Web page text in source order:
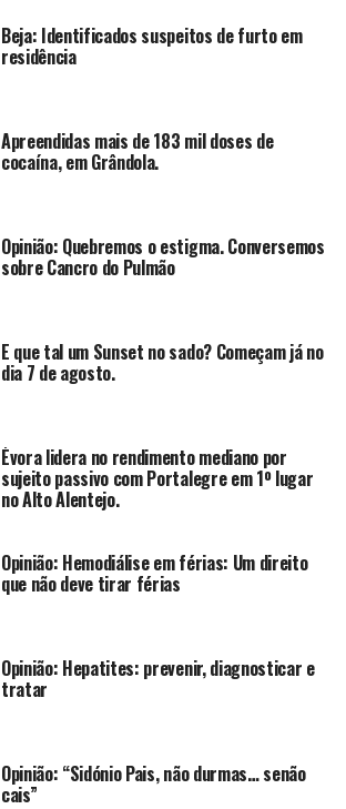
Beja: Identificados suspeitos de furto em
residência
Apreendidas mais de 183 mil doses de
cocaína, em Grândola.
Opinião: Quebremos o estigma. Conversemos
sobre Cancro do Pulmão
E que tal um Sunset no sado? Começam já no
dia 7 de agosto.
Évora lidera no rendimento mediano por
sujeito passivo com Portalegre em 1º lugar
no Alto Alentejo.
Opinião: Hemodiálise em férias: Um direito
que não deve tirar férias
Opinião: Hepatites: prevenir, diagnosticar e
tratar
Opinião: “Sidónio Pais, não durmas… senão
cais”